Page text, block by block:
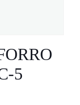
5